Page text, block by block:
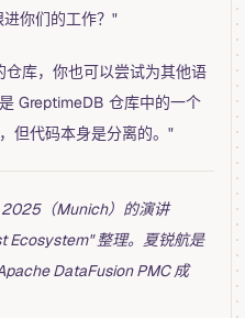
你们的工作？"
库，你也可以尝试为其他语
GreptimeDB 仓库中的一个
但代码本身是分离的。"
2025（Munich）的演讲
Ecosystem" 整理。夏锐航是
DataFusion PMC 成